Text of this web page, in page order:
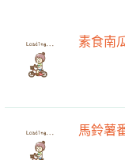
素食南
馬鈴薯